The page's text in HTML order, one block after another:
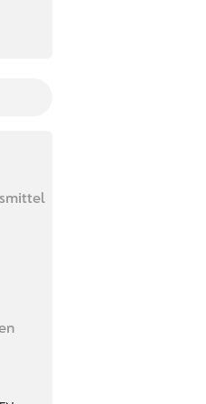
Laser oder Stanze für
sie sich technisch
klar, wo die Stärken